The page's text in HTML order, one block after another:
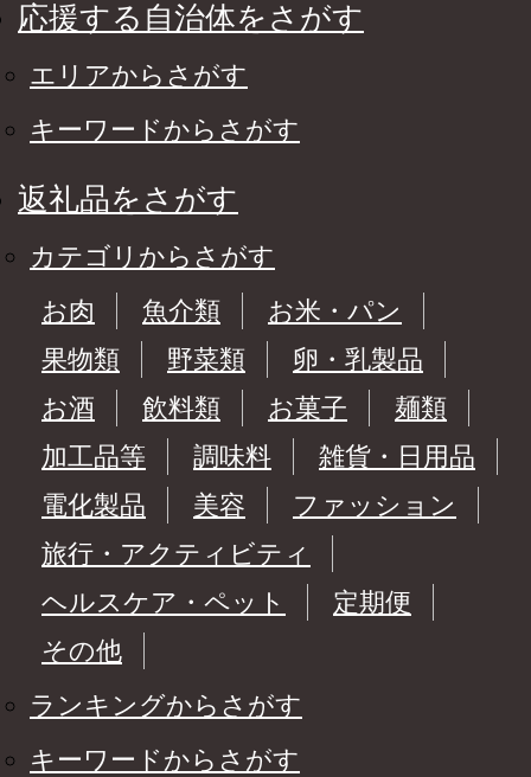
応援する自治体をさがす
エリアからさがす
キーワードからさがす
返礼品をさがす
カテゴリからさがす
お肉
魚介類
お米・パン
果物類
野菜類
卵・乳製品
お酒
飲料類 お菓子
麺類
加工品等
調味料
雑貨・日用品
電化製品
美容
ファッション
旅行・アクティビティ
ヘルスケア・ペット
定期便
その他
ランキングからさがす
キーワードからさがす